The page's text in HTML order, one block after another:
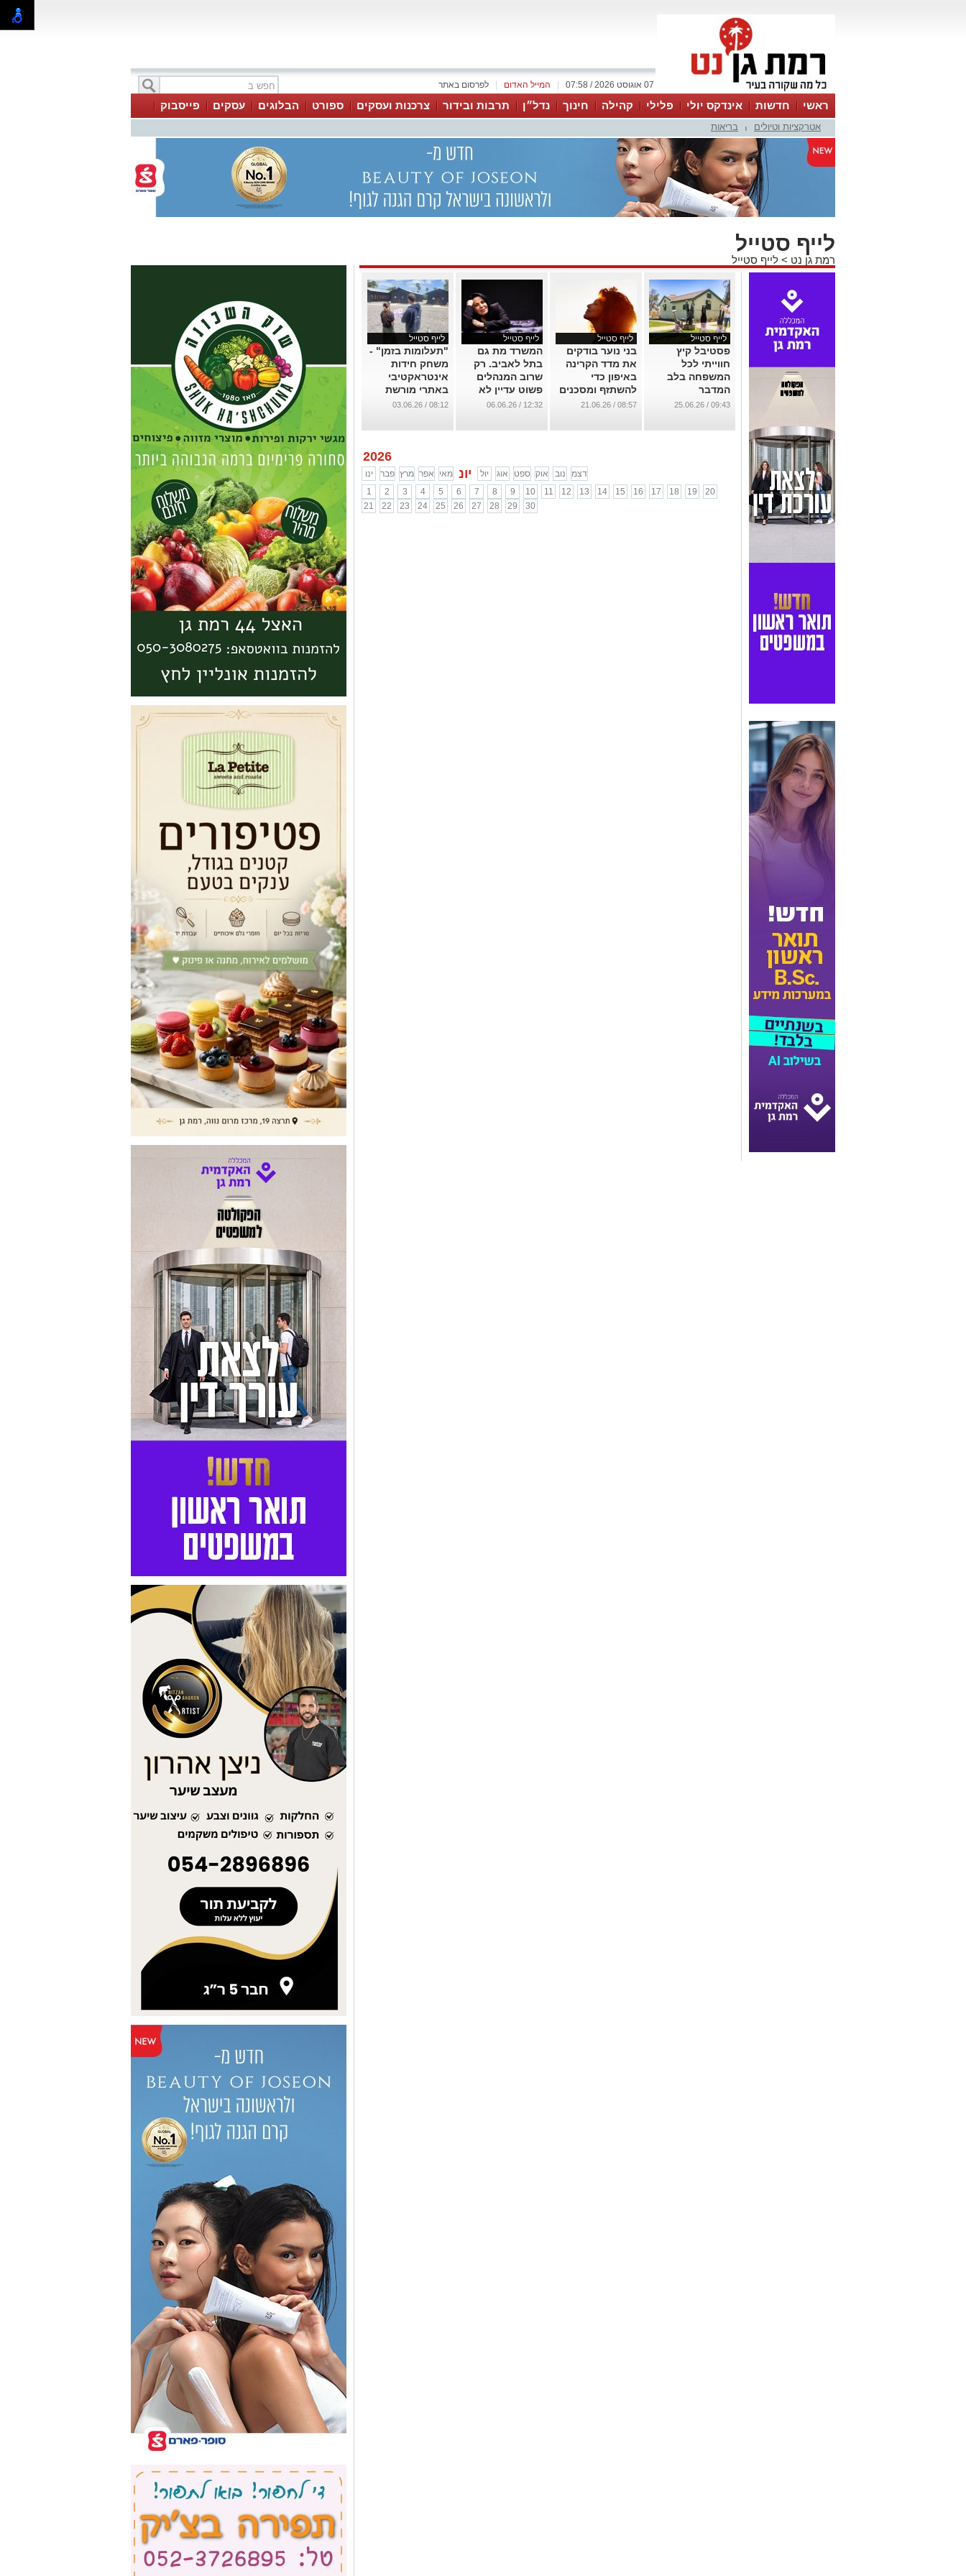
לפרסום באתר המייל האדום 07 אוגוסט 2026 / 07:58
ראשי חדשות אינדקס יולי פלילי קהילה חינוך נדל״ן תרבות ובידור צרכנות ועסקים ספורט הבלוגים עסקים
פייסבוק
ווטסאפ
אטרקציות וטיולים בריאות
לייף סטייל
רמת גן נט > לייף סטייל
לייף סטייל
פסטיבל קיץ
חווייתי לכל
המשפחה בלב
המדבר
...
09:43 / 25.06.26
לייף סטייל
בני נוער בודקים
את מדד הקרינה
באיפון כדי
להשתזף ומסכנים
את בריאותם
08:57 / 21.06.26
לייף סטייל
המשרד מת גם
בתל לאביב. רק
שרוב המנהלים
פשוט עדיין לא
מודים בזה
12:32 / 06.06.26
לייף סטייל
"תעלומות בזמן" -
משחק חידות
אינטראקטיבי
באתרי מורשת
...
08:12 / 03.06.26
2026
ינו פבר מרץ אפר מאי יונ יול אוג ספט אוק נוב
דצמ
1
2 3 4 5 6 7 8 9 10 11 12 13 14 15 16 17 18 19
20
21
22 23 24 25 26 27 28 29 30